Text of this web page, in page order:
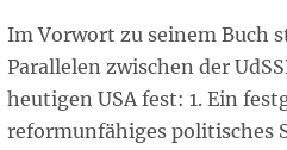
Im Vorwort zu seinem Buch
Parallelen zwischen der
heutigen USA fest: 1. Ein
reformunfähiges politisches